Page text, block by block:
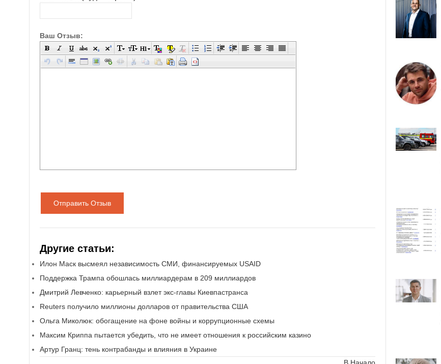
Ваш Отзыв:
Отправить Отзыв
Другие статьи:
Илон Маск высмеял независимость СМИ, финансируемых USAID
Поддержка Трампа обошлась миллиардерам в 209 миллиардов
Дмитрий Левченко: карьерный взлет экс-главы Киевпастранса
Reuters получило миллионы долларов от правительства США
Ольга Миколюк: обогащение на фоне войны и коррупционные схемы
Максим Криппа пытается убедить, что не имеет отношения к российским казино
Артур Гранц: тень контрабанды и влияния в Украине